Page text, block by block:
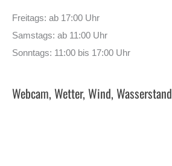
Freitags: ab 17:00 Uhr
Samstags: ab 11:00 Uhr
Sonntags: 11:00 bis 17:00 Uhr
Webcam, Wetter, Wind, Wasserstand